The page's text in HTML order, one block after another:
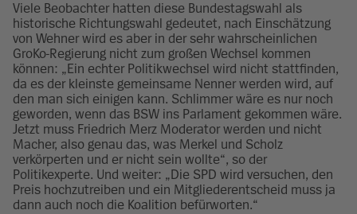
Viele Beobachter hatten diese Bundestagswahl als
historische Richtungswahl gedeutet, nach Einschätzung
von Wehner wird es aber in der sehr wahrscheinlichen
GroKo-Regierung nicht zum großen Wechsel kommen
können: „Ein echter Politikwechsel wird nicht stattfinden,
da es der kleinste gemeinsame Nenner werden wird, auf
den man sich einigen kann. Schlimmer wäre es nur noch
geworden, wenn das BSW ins Parlament gekommen wäre.
Jetzt muss Friedrich Merz Moderator werden und nicht
Macher, also genau das, was Merkel und Scholz
verkörperten und er nicht sein wollte“, so der
Politikexperte. Und weiter: „Die SPD wird versuchen, den
Preis hochzutreiben und ein Mitgliederentscheid muss ja
dann auch noch die Koalition befürworten.“